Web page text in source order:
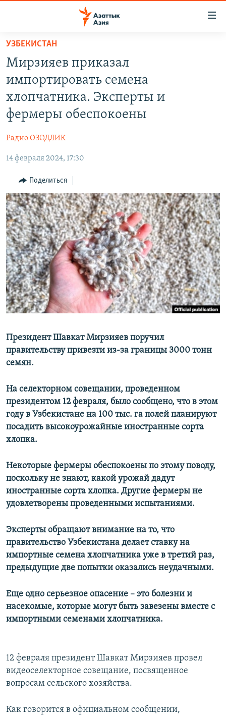
Вернуться
основному
содержанию
главной
Вернутся
КАЗАХСТАН
НОВОСТИ
ВОЙНА В УКРАИНЕ
НА ДРУГИХ ЯЗЫКАХ
ЎЗБЕКЧА
ТОҶИКӢ
TÜRKMENÇE
ПОДПИШИТЕСЬ НА НАС В СОЦСЕТЯХ
Все сайты РСЕ/РС
УЗБЕКИСТАН
Мирзияев приказал
импортировать семена
хлопчатника. Эксперты и
фермеры обеспокоены
Радио ОЗОДЛИК
14 февраля 2024, 17:30
Поделиться
Президент Шавкат Мирзияев поручил
правительству привезти из-за границы 3000 тонн
семян.
На селекторном совещании, проведенном
президентом 12 февраля, было сообщено, что в этом
году в Узбекистане на 100 тыс. га полей планируют
посадить высокоурожайные иностранные сорта
хлопка.
Некоторые фермеры обеспокоены по этому поводу,
поскольку не знают, какой урожай дадут
иностранные сорта хлопка. Другие фермеры не
удовлетворены проведенными испытаниями.
Эксперты обращают внимание на то, что
правительство Узбекистана делает ставку на
импортные семена хлопчатника уже в третий раз,
предыдущие две попытки оказались неудачными.
Еще одно серьезное опасение – это болезни и
насекомые, которые могут быть завезены вместе с
импортными семенами хлопчатника.
12 февраля президент Шавкат Мирзияев провел
видеоселекторное совещание, посвященное
вопросам сельского хозяйства.
Как говорится в официальном сообщении,